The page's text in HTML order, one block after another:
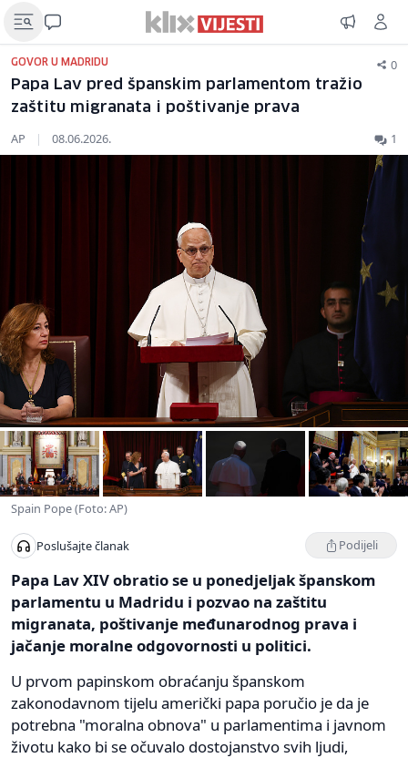
GOVOR U MADRIDU 0
Papa Lav pred španskim parlamentom tražio
zaštitu migranata i poštivanje prava
AP | 08.06.2026. 1
Spain Pope (Foto: AP)
Poslušajte članak Podijeli
Papa Lav XIV obratio se u ponedjeljak španskom
parlamentu u Madridu i pozvao na zaštitu
migranata, poštivanje međunarodnog prava i
jačanje moralne odgovornosti u politici.
U prvom papinskom obraćanju španskom
zakonodavnom tijelu američki papa poručio je da je
potrebna "moralna obnova" u parlamentima i javnom
životu kako bi se očuvalo dostojanstvo svih ljudi,